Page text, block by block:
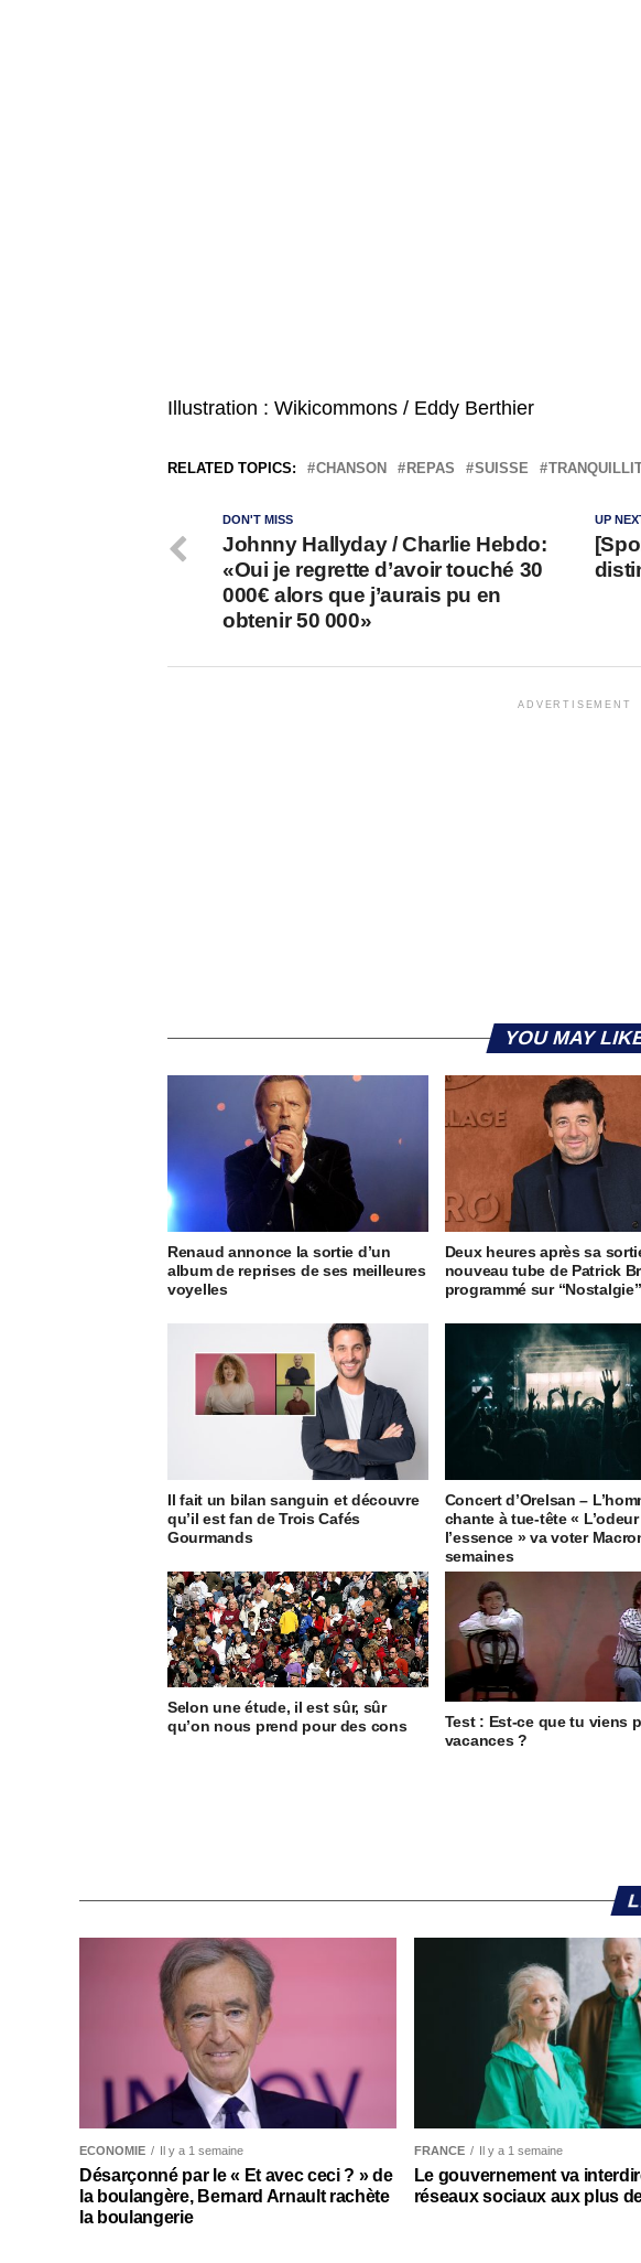
Illustration : Wikicommons / Eddy Berthier
RELATED TOPICS: CHANSON REPAS SUISSE
UP
DON'T MISS
Johnny Hallyday / Charlie Hebdo:
«Oui je regrette d’avoir touché 30
000€ alors que j’aurais pu en
obtenir 50 000»
ADVERTISEMENT
YOU MAY
Renaud annonce la sortie d’un
album de reprises de ses meilleures
voyelles
Deux heures après sa
nouveau tube de Patrick
programmé sur “Nostalgie”
Il fait un bilan sanguin et découvre
qu’il est fan de Trois Cafés
Gourmands
Concert d’Orelsan –
chante à tue-tête «
l’essence » va voter
semaines
Selon une étude, il est sûr, sûr
qu’on nous prend pour des cons
Test : Est-ce que tu viens
vacances ?
ECONOMIE Il y a 1 semaine
Désarçonné par le « Et avec ceci ? » de
la boulangère, Bernard Arnault rachète
la boulangerie
FRANCE Il y a 1 semaine
Le gouvernement va
réseaux sociaux aux plus